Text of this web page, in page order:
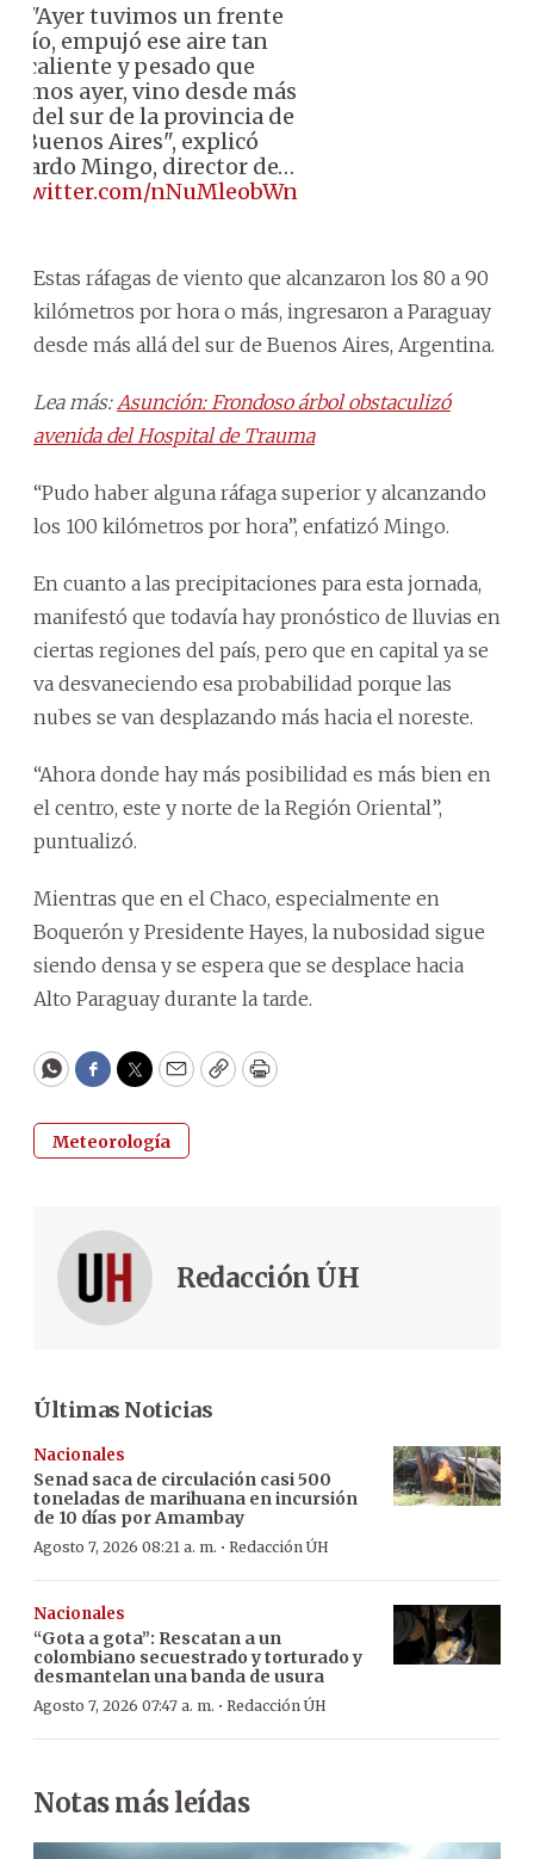
"Ayer tuvimos un frente
frío, empujó ese aire tan
caliente y pesado que
ayer, vino desde más
del sur de la provincia de
Buenos Aires", explicó
Mingo, director de…
nNuMleobWn
Estas ráfagas de viento que alcanzaron los 80 a 90
kilómetros por hora o más, ingresaron a Paraguay
desde más allá del sur de Buenos Aires, Argentina.
Lea más: Asunción: Frondoso árbol obstaculizó
avenida del Hospital de Trauma
“Pudo haber alguna ráfaga superior y alcanzando
los 100 kilómetros por hora”, enfatizó Mingo.
En cuanto a las precipitaciones para esta jornada,
manifestó que todavía hay pronóstico de lluvias en
ciertas regiones del país, pero que en capital ya se
va desvaneciendo esa probabilidad porque las
nubes se van desplazando más hacia el noreste.
“Ahora donde hay más posibilidad es más bien en
el centro, este y norte de la Región Oriental”,
puntualizó.
Mientras que en el Chaco, especialmente en
Boquerón y Presidente Hayes, la nubosidad sigue
siendo densa y se espera que se desplace hacia
Alto Paraguay durante la tarde.
WhatsApp
Facebook
Twitter
EmailCopyPrint
Meteorología
Redacción ÚH
Últimas Noticias
Nacionales
Senad saca de circulación casi 500
toneladas de marihuana en incursión
de 10 días por Amambay
Agosto 7, 2026 08:21 a. m. · Redacción ÚH
Nacionales
“Gota a gota”: Rescatan a un
colombiano secuestrado y torturado y
desmantelan una banda de usura
Agosto 7, 2026 07:47 a. m. · Redacción ÚH
Notas más leídas